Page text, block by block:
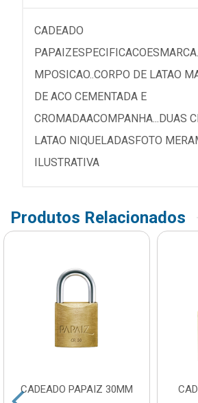
CADEADO
MPOSICAO..CORPO DE LATAO
DE ACO CEMENTADA E
CROMADAACOMPANHA...DUAS
LATAO NIQUELADASFOTO
ILUSTRATIVA
Produtos Relacionados
CADEADO PAPAIZ 30MM